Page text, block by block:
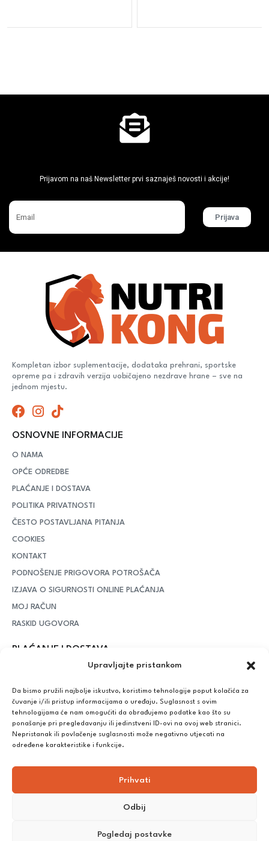
Upravljajte pristankom
Da bismo pružili najbolje iskustvo, koristimo tehnologije poput kolačića za
čuvanje i/ili pristup informacijama o uređaju. Suglasnost s ovim
tehnologijama će nam omogućiti da obrađujemo podatke kao što su
ponašanje pri pregledavanju ili jedinstveni ID-ovi na ovoj web stranici.
Nepristanak ili povlačenje suglasnosti može negativno utjecati na
određene karakteristike i funkcije.
Prihvati
Odbij
Pogledaj postavke
Prijavom na naš Newsletter prvi saznaješ novosti i akcije!
Prijava
Kompletan izbor suplementacije, dodataka prehrani, sportske
opreme pa i zdravih verzija uobičajeno nezdrave hrane – sve na
jednom mjestu.
OSNOVNE INFORMACIJE
O NAMA
OPĆE ODREDBE
PLAĆANJE I DOSTAVA
POLITIKA PRIVATNOSTI
ČESTO POSTAVLJANA PITANJA
COOKIES
KONTAKT
PODNOŠENJE PRIGOVORA POTROŠAČA
IZJAVA O SIGURNOSTI ONLINE PLAĆANJA
MOJ RAČUN
RASKID UGOVORA
PLAĆANJE I DOSTAVA
– iznad potrošenih 55 eura dostava je
Plaćanje:
Bankovna transakcija, plaćanje prilikom preuzimanja, CorvusPay